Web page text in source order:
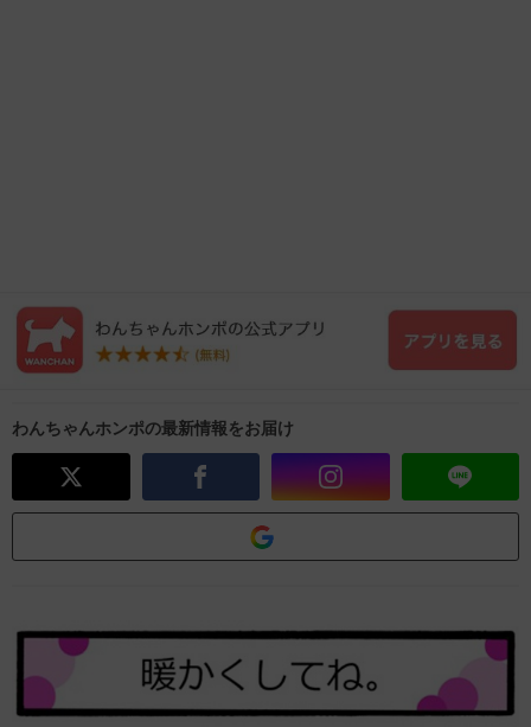
わんちゃんホンポの最新情報をお届け